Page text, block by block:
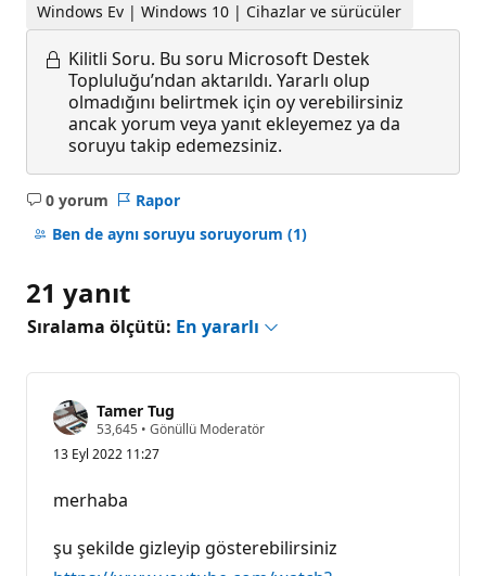
Windows Ev | Windows 10 | Cihazlar ve sürücüler
Kilitli Soru. Bu soru Microsoft Destek
Topluluğu’ndan aktarıldı. Yararlı olup
olmadığını belirtmek için oy verebilirsiniz
ancak yorum veya yanıt ekleyemez ya da
soruyu takip edemezsiniz.
0 yorum
Açıklama
yok
Rapor
Ben de aynı soruyu soruyorum (1)
21 yanıt
Sıralama ölçütü: En yararlı
Tamer Tug
53,645 S
y
ı
k
• Gönüllü Moderatör
13 Eyl 2022 11:27
merhaba
şu şekilde gizleyip gösterebilirsiniz